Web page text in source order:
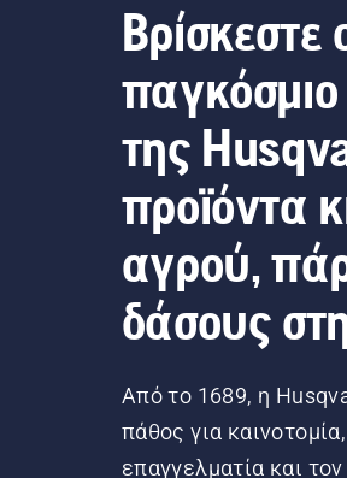
Βρίσκεστε
παγκόσμιο
της
προϊόντα
αγρού,
δάσους
Από το 1689, η
πάθος για
επαγγελματία και